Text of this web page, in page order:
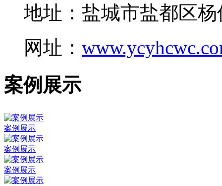
地址：盐城市盐都区
网址：
案例展示
案例展示
案例展示
案例展示